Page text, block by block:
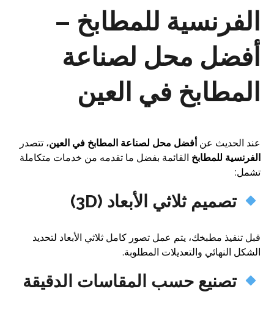
الفرنسية للمطابخ –
أفضل محل لصناعة
المطابخ في العين
عند الحديث عن أفضل محل لصناعة المطابخ في العين، تتصدر
الفرنسية للمطابخ القائمة بفضل ما تقدمه من خدمات متكاملة
تشمل:
تصميم ثلاثي الأبعاد (3D)
قبل تنفيذ مطبخك، يتم عمل تصور كامل ثلاثي الأبعاد لتحديد
الشكل النهائي والتعديلات المطلوبة.
تصنيع حسب المقاسات الدقيقة